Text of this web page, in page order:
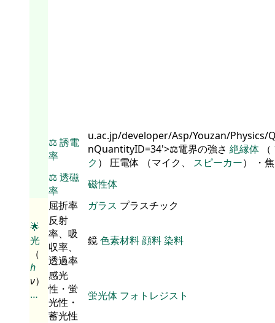
⚖️誘電
率
u.ac.jp/developer/Asp/Youzan/Physics/
nQuantityID=34'>⚖️電界の強さ 絶縁体 （
ク） 圧電体 （マイク、 スピーカー） ・
⚖️透磁
率
磁性体
🌟
光
（
h
ν）
…
屈折率 ガラス プラスチック
反射
率、吸
収率、
透過率
鏡色素材料 顔料染料
感光
性・蛍
光性・
蓄光性
蛍光体 フォトレジスト